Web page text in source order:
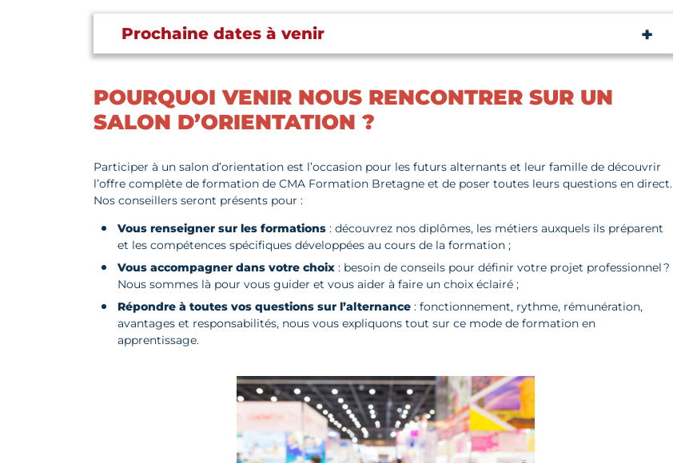
Prochaine dates à venir
POURQUOI VENIR NOUS RENCONTRER SUR UN
SALON D’ORIENTATION ?
Participer à un salon d’orientation est l’occasion pour les futurs alternants et leur famille de découvrir
l’offre complète de formation de CMA Formation Bretagne et de poser toutes leurs questions en direct.
Nos conseillers seront présents pour :
Vous renseigner sur les formations : découvrez nos diplômes, les métiers auxquels ils préparent
et les compétences spécifiques développées au cours de la formation ;
Vous accompagner dans votre choix : besoin de conseils pour définir votre projet professionnel ?
Nous sommes là pour vous guider et vous aider à faire un choix éclairé ;
Répondre à toutes vos questions sur l’alternance : fonctionnement, rythme, rémunération,
avantages et responsabilités, nous vous expliquons tout sur ce mode de formation en
apprentissage.